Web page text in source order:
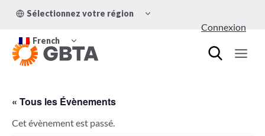
Sélectionnez votre région
LE
French
LE
MENU
ENFANT
Connexion
« Tous les Évènements
Cet évènement est passé.